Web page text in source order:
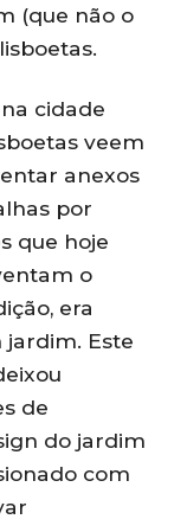
(que não o
cidade
veem
anexos
por
que hoje
o
era
Este
de
do jardim
com